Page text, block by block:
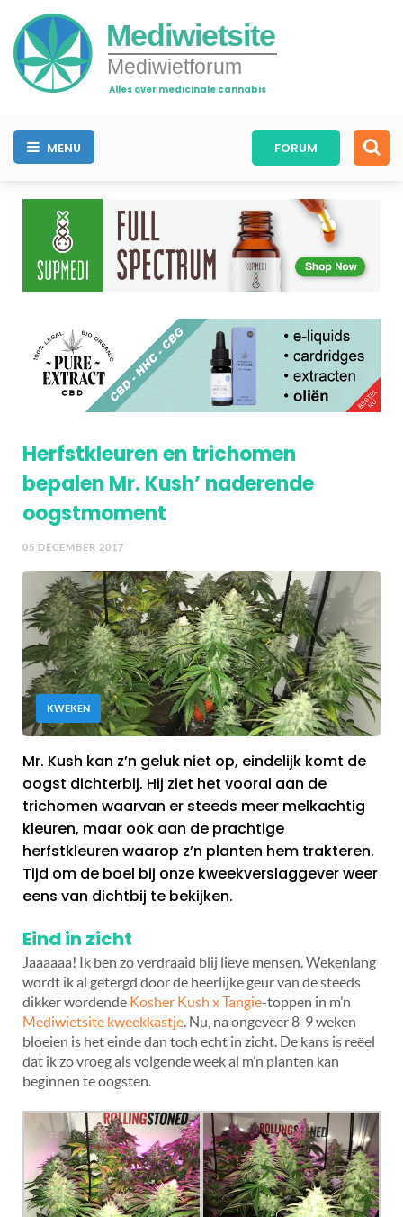
Mediwietsite
Mediwietforum
Alles over medicinale cannabis
MENU FORUM
Herfstkleuren en trichomen
bepalen Mr. Kush’ naderende
oogstmoment
05 DECEMBER 2017
KWEKEN
Mr. Kush kan z’n geluk niet op, eindelijk komt de
oogst dichterbij. Hij ziet het vooral aan de
trichomen waarvan er steeds meer melkachtig
kleuren, maar ook aan de prachtige
herfstkleuren waarop z’n planten hem trakteren.
Tijd om de boel bij onze kweekverslaggever weer
eens van dichtbij te bekijken.
Eind in zicht
Jaaaaaa! Ik ben zo verdraaid blij lieve mensen. Wekenlang
wordt ik al getergd door de heerlijke geur van de steeds
dikker wordende Kosher Kush x Tangie-toppen in m’n
Mediwietsite kweekkastje. Nu, na ongeveer 8-9 weken
bloeien is het einde dan toch echt in zicht. De kans is reëel
dat ik zo vroeg als volgende week al m’n planten kan
beginnen te oogsten.